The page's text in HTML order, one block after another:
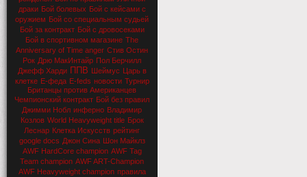
драки Бой болевых Бой с кейсами с
оружием Бой со специальным судьей
Бой за контракт Бой с дровосеками
Бой в спортивном магазине The
Anniversary of Time anger Стив Остин
Рок Дрю МакИнтайр Пол Берчилл
Джефф Харди ППВ Шеймус Царь в
клетке Е-феда E-feds новости Турнир
Британцы против Американцев
Чемпионский контракт Бой без правил
Джимми Нобл инферно Владимир
Козлов World Heavyweight title Брок
Леснар Клетка Искусств рейтинг
google docs Джон Сина Шон Майклз
AWF HardCore champion AWF Tag
Team champion AWF ART-Champion
AWF Heavyweight champion правила